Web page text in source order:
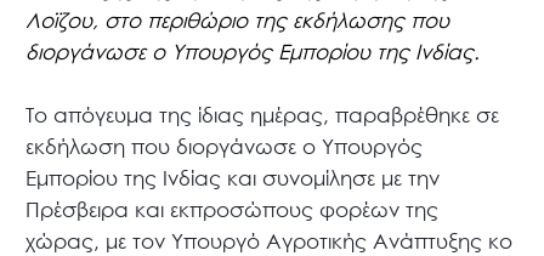
Λοϊζου, στο περιθώριο της εκδήλωσης που
διοργάνωσε ο Υπουργός Εμπορίου της Ινδίας.
Το απόγευμα της ίδιας ημέρας, παραβρέθηκε σε
εκδήλωση που διοργάνωσε ο Υπουργός
Εμπορίου της Ινδίας και συνομίλησε με την
Πρέσβειρα και εκπροσώπους φορέων της
χώρας, με τον Υπουργό Αγροτικής Ανάπτυξης κο